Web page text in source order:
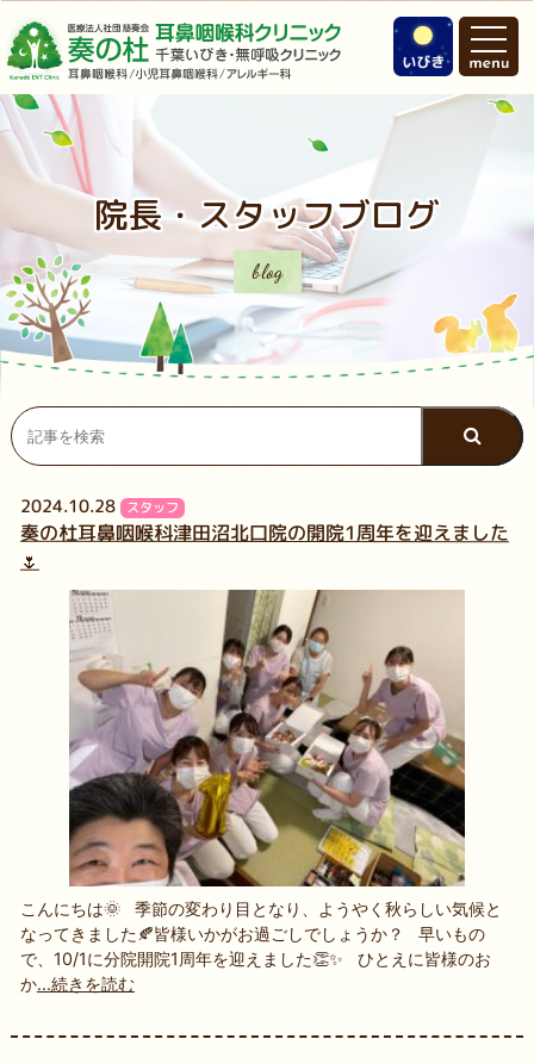
院長・スタッフブログ
blog
2024.10.28 スタッフ
奏の杜耳鼻咽喉科津田沼北口院の開院1周年を迎えました
🌷
こんにちは🌞 季節の変わり目となり、ようやく秋らしい気候と
なってきました🍂皆様いかがお過ごしでしょうか？ 早いもの
で、10/1に分院開院1周年を迎えました👏✨ ひとえに皆様のお
か...続きを読む